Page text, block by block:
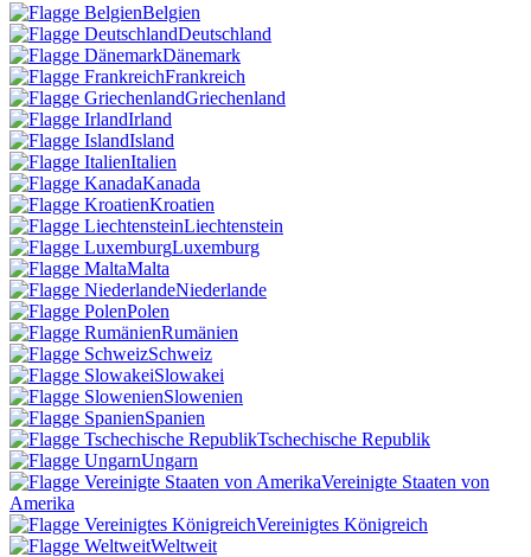
Belgien
Deutschland
Dänemark
Frankreich
Griechenland
Irland
Island
Italien
Kanada
Kroatien
Liechtenstein
Luxemburg
Malta
Niederlande
Polen
Rumänien
Schweiz
Slowakei
Slowenien
Spanien
Tschechische Republik
Ungarn
Vereinigte Staaten von
Amerika
Vereinigtes Königreich
Weltweit